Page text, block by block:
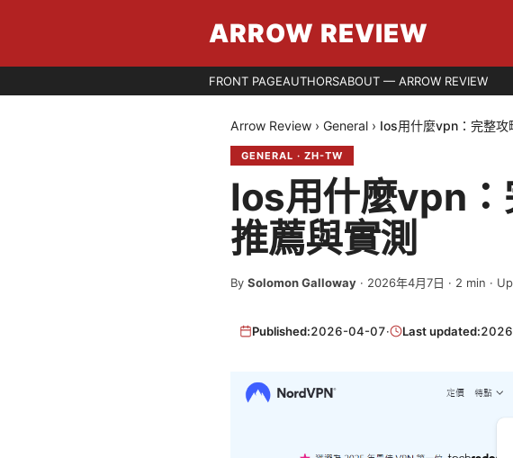
ARROW REVIEW
FRONT PAGEAUTHORSABOUT — ARROW REVIEW
Arrow Review › General › Ios用什麼vpn：完整攻
GENERAL · ZH-TW
Ios用什麼vpn：
推薦與實測
By Solomon Galloway · 2026年4月7日 · 2 min ·
Published:2026-04-07· Last updated: